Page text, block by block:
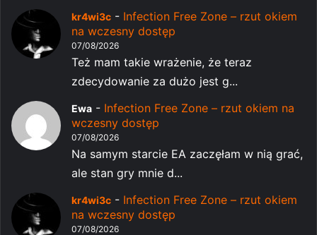
kr4wi3c - Infection Free Zone – rzut okiem
na wczesny dostęp
07/08/2026
Też mam takie wrażenie, że teraz
zdecydowanie za dużo jest g...
Ewa - Infection Free Zone – rzut okiem na
wczesny dostęp
07/08/2026
Na samym starcie EA zaczęłam w nią grać,
ale stan gry mnie d...
kr4wi3c - Infection Free Zone – rzut okiem
na wczesny dostęp
07/08/2026